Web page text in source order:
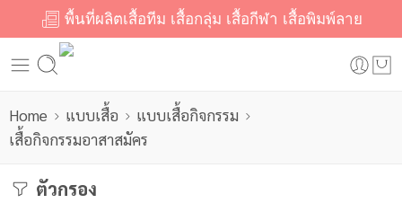
พื้นที่ผลิตเสื้อทีม เสื้อกลุ่ม เสื้อกีฬา เสื้อพิมพ์ลาย
Home แบบเสื้อ
แบบเสื้อกิจกรรม
เสื้อกิจกรรมอาสาสมัคร
ตัวกรอง